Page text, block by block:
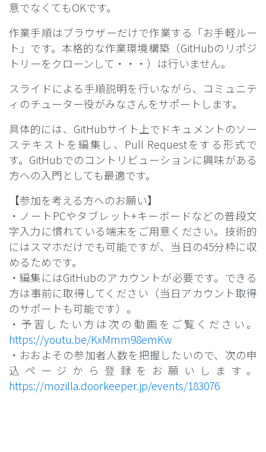
意でなくてもOKです。
作業手順はブラウザーだけで作業する「お手軽ルー
ト」です。本格的な作業環境構築（GitHubのリポジ
トリーをクローンして・・・）は行いません。
スライドによる手順説明を行いながら、コミュニテ
ィのチューター役がみなさんをサポートします。
具体的には、GitHubサイト上でドキュメントのソー
ステキストを編集し、Pull Requestをする形式で
す。GitHubでのコントリビューションに興味がある
方への入門としても最適です。
【参加を考える方へのお願い】
・ノートPCやタブレット+キーボードなどの普段文
字入力に慣れている端末をご用意ください。技術的
にはスマホだけでも可能ですが、当日の45分枠に収
めるためです。
・編集にはGitHubのアカウントが必要です。できる
方は事前に取得してください（当日アカウント取得
のサポートも可能です）。
・予習したい方は次の動画をご覧ください。
https://youtu.be/KxMmm98emKw
・おおよその参加者人数を把握したいので、次の申
込ページから登録をお願いします。
https://mozilla.doorkeeper.jp/events/183076